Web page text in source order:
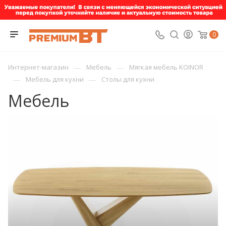
0
Интернет-магазин — Мебель — Мягкая мебель KOINOR
— Мебель для кухни — Столы для кухни
Мебель